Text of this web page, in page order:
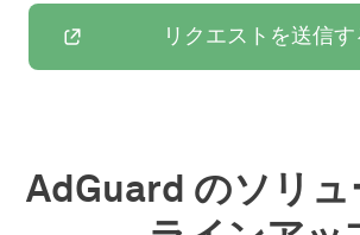
リクエストを送信す
AdGuard のソリ